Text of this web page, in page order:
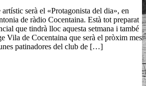
serà el «Protagonista del dia», en
de ràdio Cocentaina. Està tot preparat
que tindrà lloc aquesta setmana i també
Vila de Cocentaina que serà el pròxim mes
patinadores del club de […]